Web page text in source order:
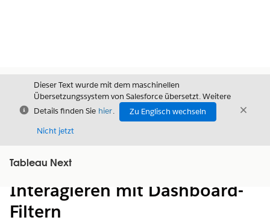
Schließen
Dieser Text wurde mit dem maschinellen
Übersetzungssystem von Salesforce übersetzt. Weitere
Details finden Sie hier.
Zu Englisch wechseln
Nicht jetzt
Tableau NextInhalt anzeigen
Inhalt
Interagieren mit Dashboard-
Filtern